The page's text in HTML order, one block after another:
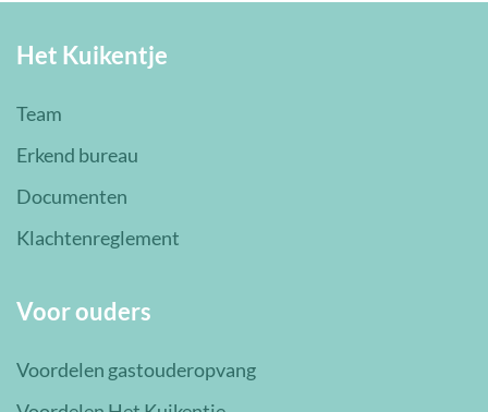
Het Kuikentje
Team
Erkend bureau
Documenten
Klachtenreglement
Voor ouders
Voordelen gastouderopvang